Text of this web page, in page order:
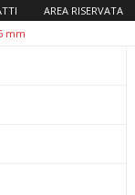
AREA RISERVATA
mm